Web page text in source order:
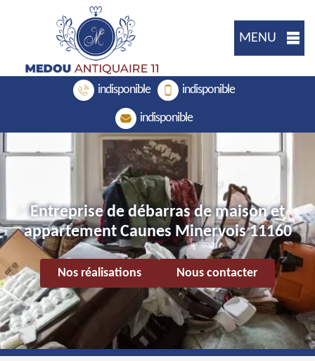
MENU
indisponible indisponible
indisponible
Entreprise de débarras de maison et
appartement Caunes Minervois 11160
Nos réalisations Nous contacter